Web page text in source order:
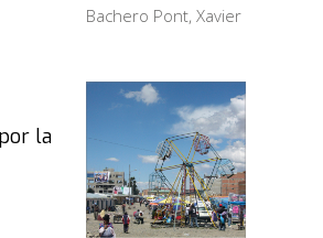
Bachero Pont, Xavier
la